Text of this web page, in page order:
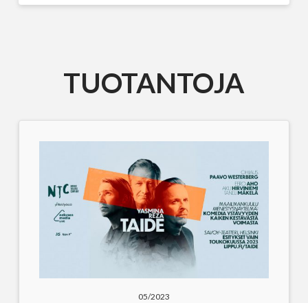
TUOTANTOJA
05/2023